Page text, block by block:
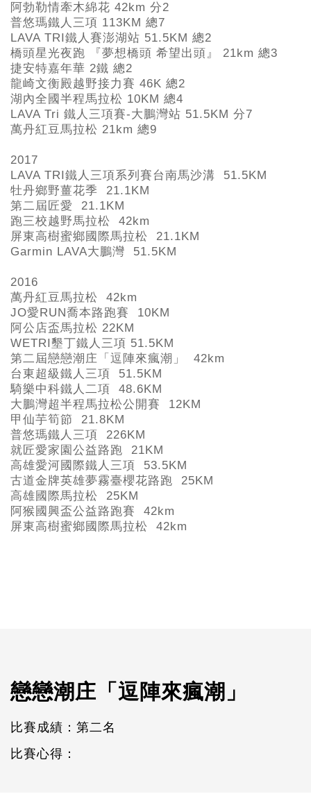
阿勃勒情牽木綿花 42km 分2
普悠瑪鐵人三項 113KM 總7
LAVA TRI 鐵人賽澎湖站 51.5KM 總2
橋頭星光夜跑 『夢想橋頭 希望出頭』 21km 總3
捷安特嘉年華 2鐵 總2
龍崎文衡殿越野接力賽 46K 總2
湖內全國半程馬拉松 10KM 總4
LAVA Tri 鐵人三項賽-大鵬灣站 51.5KM 分7
萬丹紅豆馬拉松 21km 總9
2017
LAVA TRI 鐵人三項系列賽台南馬沙溝 51.5KM
牡丹鄉野薑花季 21.1KM
第二屆匠愛 21.1KM
跑三校越野馬拉松 42km
屏東高樹蜜鄉國際馬拉松 21.1KM
Garmin LAVA大鵬灣 51.5KM
2016
萬丹紅豆馬拉松 42km
JO愛RUN喬本路跑賽 10KM
阿公店盃馬拉松 22KM
WETRI 墾丁鐵人三項 51.5KM
第二屆戀戀潮庄「逗陣來瘋潮」 42km
台東超級鐵人三項 51.5KM
騎樂中科鐵人二項 48.6KM
大鵬灣超半程馬拉松公開賽 12KM
甲仙芋筍節 21.8KM
普悠瑪鐵人三項 226KM
就匠愛家園公益路跑 21KM
高雄愛河國際鐵人三項 53.5KM
古道金牌英雄夢霧臺櫻花路跑 25KM
高雄國際馬拉松 25KM
阿猴國興盃公益路跑賽 42km
屏東高樹蜜鄉國際馬拉松 42km
戀戀潮庄「逗陣來瘋潮」
比賽成績：第二名
比賽心得：